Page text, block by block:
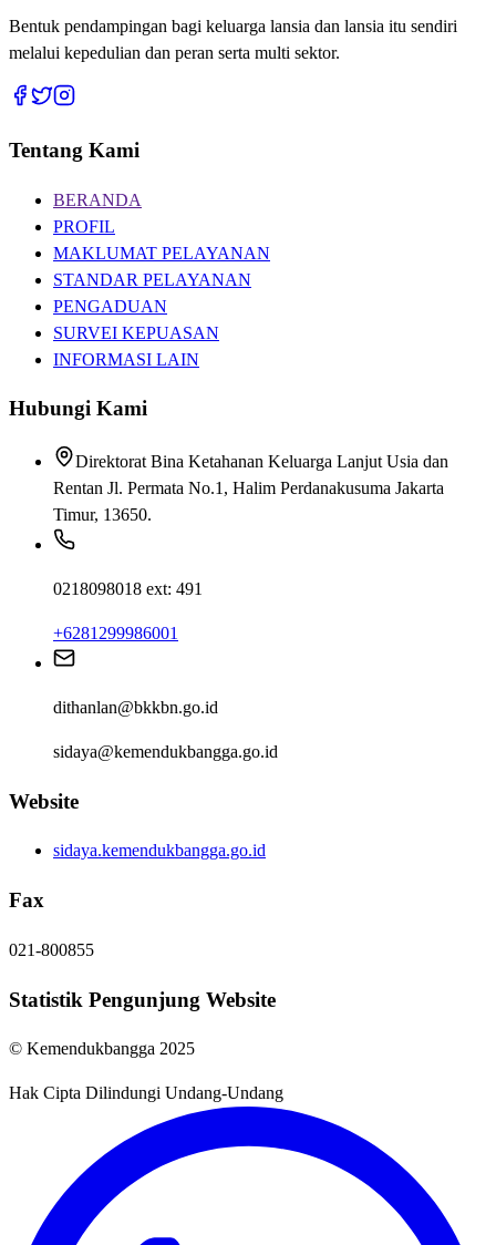
Bentuk pendampingan bagi keluarga lansia dan lansia itu sendiri
melalui kepedulian dan peran serta multi sektor.
Tentang Kami
BERANDA
PROFIL
MAKLUMAT PELAYANAN
STANDAR PELAYANAN
PENGADUAN
SURVEI KEPUASAN
INFORMASI LAIN
Hubungi Kami
Direktorat Bina Ketahanan Keluarga Lanjut Usia dan
Rentan Jl. Permata No.1, Halim Perdanakusuma Jakarta
Timur, 13650.
0218098018 ext: 491
+6281299986001
dithanlan@bkkbn.go.id
sidaya@kemendukbangga.go.id
Website
sidaya.kemendukbangga.go.id
Fax
021-800855
Statistik Pengunjung Website
© Kemendukbangga 2025
Hak Cipta Dilindungi Undang-Undang